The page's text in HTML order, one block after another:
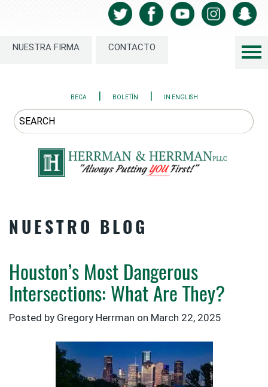
NUESTRA FIRMA CONTACTO
BECA | BOLETÍN | IN ENGLISH
NUESTRO BLOG
Houston’s Most Dangerous
Intersections: What Are They?
Posted by Gregory Herrman on March 22, 2025